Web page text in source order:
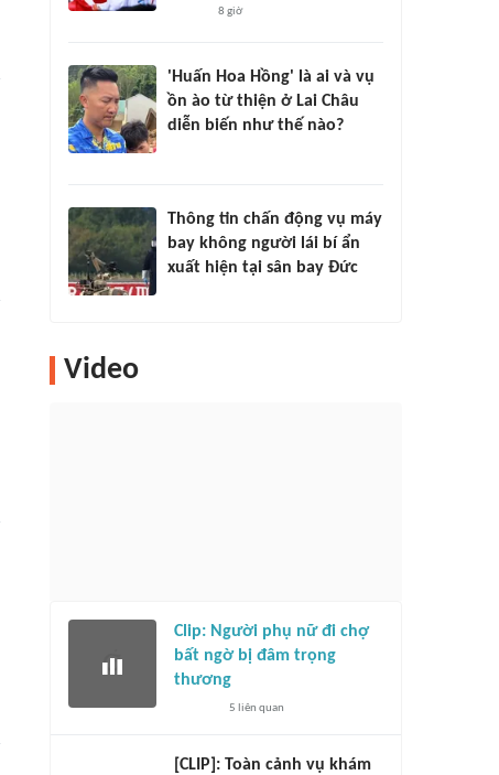
8 giờ
'Huấn Hoa Hồng' là ai và vụ
ồn ào từ thiện ở Lai Châu
diễn biến như thế nào?
Thông tin chấn động vụ máy
bay không người lái bí ẩn
xuất hiện tại sân bay Đức
Video
Clip: Người phụ nữ đi chợ
bất ngờ bị đâm trọng
thương
5 liên quan
[CLIP]: Toàn cảnh vụ khám